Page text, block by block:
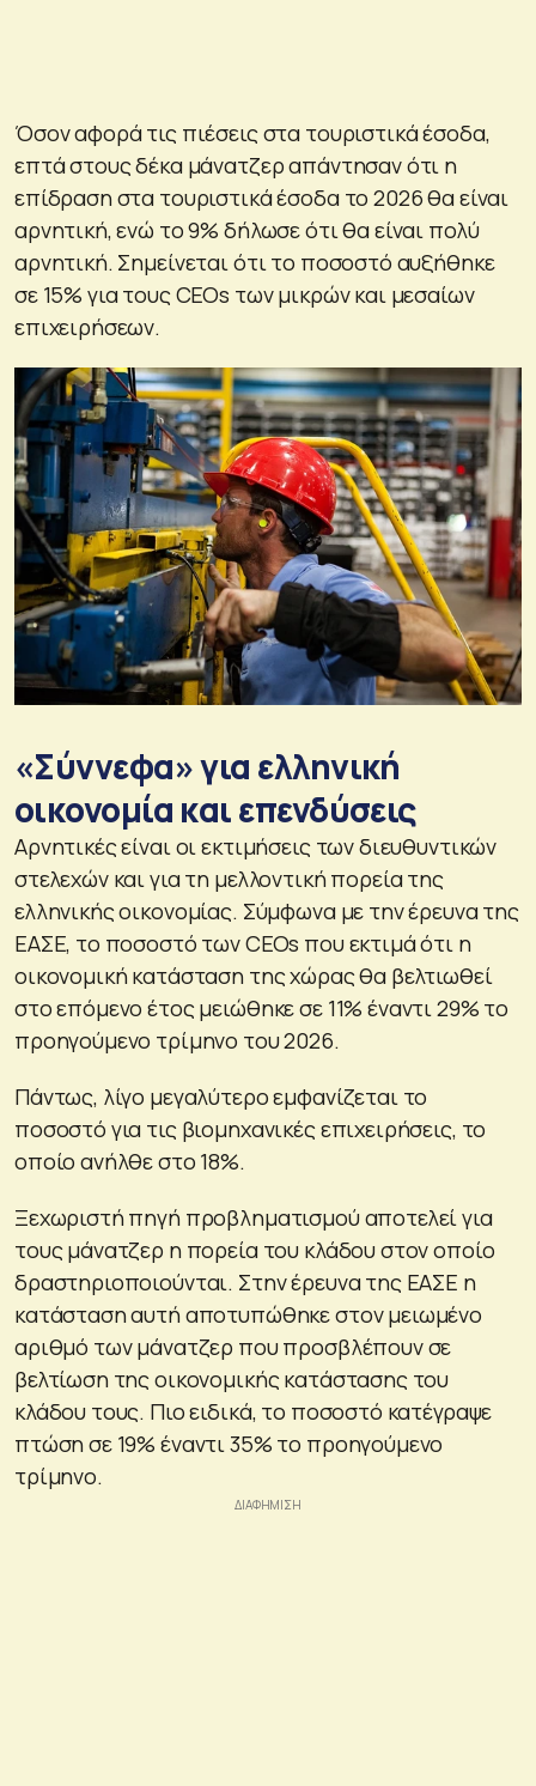
Όσον αφορά τις πιέσεις στα τουριστικά έσοδα,
επτά στους δέκα μάνατζερ απάντησαν ότι η
επίδραση στα τουριστικά έσοδα το 2026 θα είναι
αρνητική, ενώ το 9% δήλωσε ότι θα είναι πολύ
αρνητική. Σημείνεται ότι το ποσοστό αυξήθηκε
σε 15% για τους CEOs των μικρών και μεσαίων
επιχειρήσεων.
«Σύννεφα» για ελληνική
οικονομία και επενδύσεις
Αρνητικές είναι οι εκτιμήσεις των διευθυντικών
στελεχών και για τη μελλοντική πορεία της
ελληνικής οικονομίας. Σύμφωνα με την έρευνα της
ΕΑΣΕ, το ποσοστό των CEOs που εκτιμά ότι η
οικονομική κατάσταση της χώρας θα βελτιωθεί
στο επόμενο έτος μειώθηκε σε 11% έναντι 29% το
προηγούμενο τρίμηνο του 2026.
Πάντως, λίγο μεγαλύτερο εμφανίζεται το
ποσοστό για τις βιομηχανικές επιχειρήσεις, το
οποίο ανήλθε στο 18%.
Ξεχωριστή πηγή προβληματισμού αποτελεί για
τους μάνατζερ η πορεία του κλάδου στον οποίο
δραστηριοποιούνται. Στην έρευνα της ΕΑΣΕ η
κατάσταση αυτή αποτυπώθηκε στον μειωμένο
αριθμό των μάνατζερ που προσβλέπουν σε
βελτίωση της οικονομικής κατάστασης του
κλάδου τους. Πιο ειδικά, το ποσοστό κατέγραψε
πτώση σε 19% έναντι 35% το προηγούμενο
τρίμηνο.